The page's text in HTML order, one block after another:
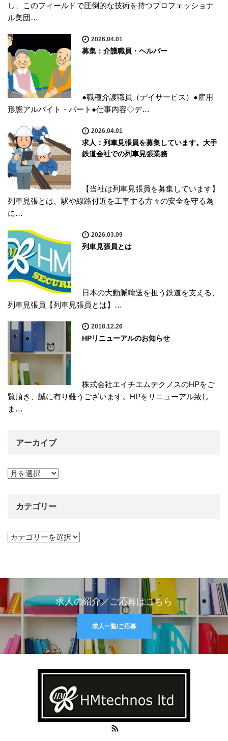
し、このフィールドで圧倒的な技術を持つプロフェッショナ
ル集団…
2026.04.01
募集：介護職員・ヘルパー
●職種介護職員（デイサービス）●雇用
形態アルバイト・パート●仕事内容◇デ…
2026.04.01
求人：列車見張員を募集しています。大手
鉄道会社での列車見張業務
【当社は列車見張員を募集しています】
列車見張とは、駅や線路付近を工事する方々の安全を守る為
に…
2026.03.09
列車見張員とは
日本の大動脈輸送を担う鉄道を支える、
列車見張員【列車見張員とは】…
2018.12.26
HPリニューアルのお知らせ
株式会社エイチエムテクノスのHPをご
覧頂き、誠に有り難うございます。HPをリニューアル致し
ま…
アーカイブ
アーカイブ
カテゴリー
カテゴリー
求人の紹介／ご応募はこちら
求人一覧/ご応募